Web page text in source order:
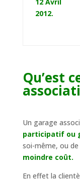
2012.
Qu’est
Un garage
participatif ou
soi-même, ou de
moindre coût.
En effet la